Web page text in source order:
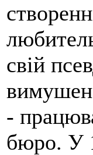
свій
-
бюро. У